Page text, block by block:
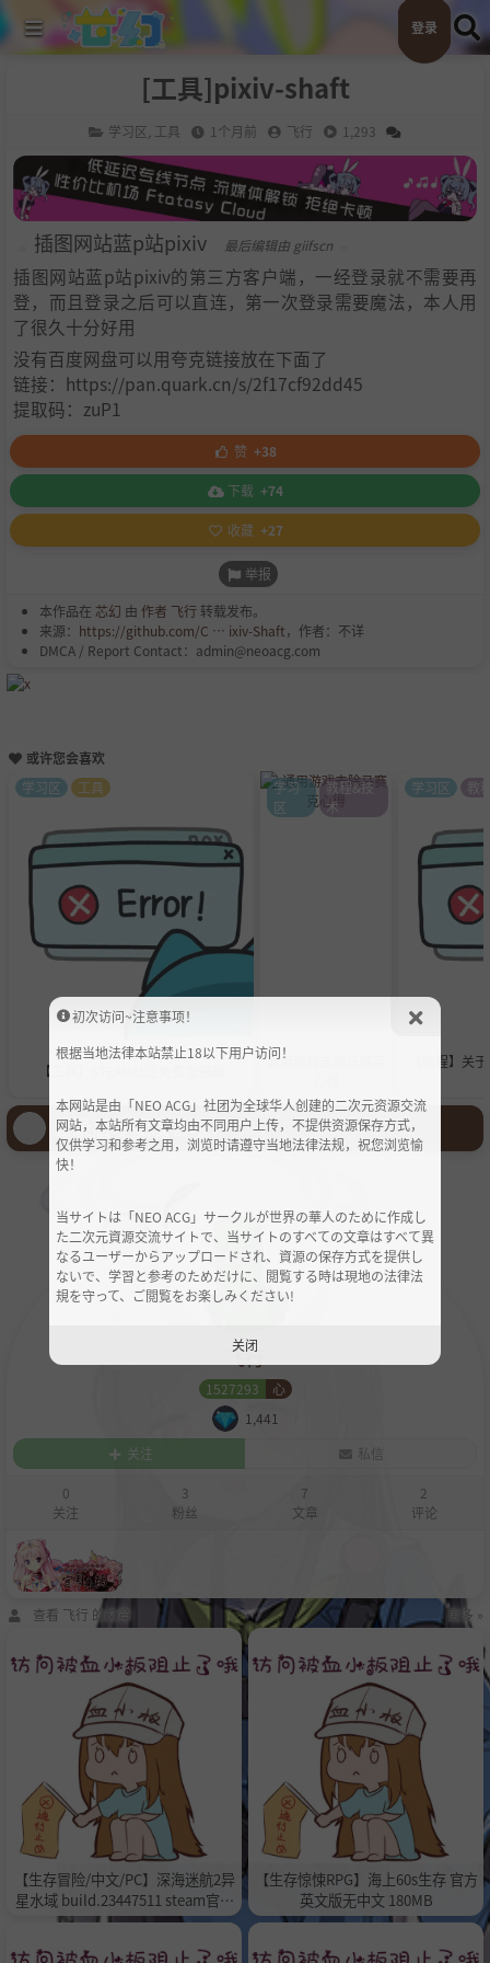
登录
[工具]pixiv-shaft
学习区 工具 1个月前 飞行 1,293
插图网站蓝p站pixiv 最后编辑由 giifscn
插图网站蓝p站pixiv的第三方客户端，一经登录就不需要再
登，而且登录之后可以直连，第一次登录需要魔法，本人用
了很久十分好用
没有百度网盘可以用夸克链接放在下面了
链接：https://pan.quark.cn/s/2f17cf92dd45
提取码：zuP1
赞 +38
下载 +74
收藏 +27
举报
本作品在 芯幻 由 作者 飞行 转载发布。
来源： https://github.com/C … ixiv-Shaft，作者：不详
DMCA / Report Contact：admin@neoacg.com
或许您会喜欢
【工具】STEAM社区免费加速器
学习区 工具
通用游戏去除马赛克
学习
区
教程&技
术
【教程】关
学习区 教
登录后才能发言哦！
飞行
1527293
心
1,441
关注
私信
0
关注
3
粉丝
7
文章
2
评论
查看 飞行 的文章 更多 »
【生存冒险/中文/PC】深海迷航2异
星水域 build.23447511 steam官中
版本12GB
【生存惊悚RPG】海上60s生存 官方
英文版无中文 180MB
初次访问~注意事项！
根据当地法律本站禁止18以下用户访问！
本网站是由「NEO ACG」社团为全球华人创建的二次元资源交流
网站，本站所有文章均由不同用户上传，不提供资源保存方式，
仅供学习和参考之用，浏览时请遵守当地法律法规，祝您浏览愉
快！
当サイトは「NEO ACG」サークルが世界の華人のために作成し
た二次元資源交流サイトで、当サイトのすべての文章はすべて異
なるユーザーからアップロードされ、資源の保存方式を提供し
ないで、学習と参考のためだけに、閲覧する時は現地の法律法
規を守って、ご閲覧をお楽しみください!
关闭